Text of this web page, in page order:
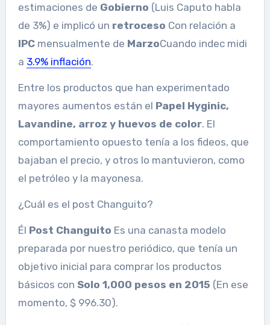
estimaciones de Gobierno (Luis Caputo habla
de 3%) e implicó un retroceso Con relación a
IPCmensualmente de MarzoCuando indec midi
a 3.9% inflación.
Entre los productos que han experimentado
mayores aumentos están el Papel Hyginic,
Lavandine, arroz y huevos de color. El
comportamiento opuesto tenía a los fideos, que
bajaban el precio, y otros lo mantuvieron, como
el petróleo y la mayonesa.
¿Cuál es el post Changuito?
Él Post Changuito Es una canasta modelo
preparada por nuestro periódico, que tenía un
objetivo inicial para comprar los productos
básicos con Solo 1,000 pesos en 2015 (En ese
momento, $ 996.30).